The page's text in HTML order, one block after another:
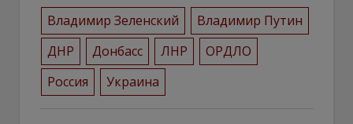
Владимир Зеленский
Владимир Путин
ДНР
Донбасс ЛНР
ОРДЛО
Россия
Украина